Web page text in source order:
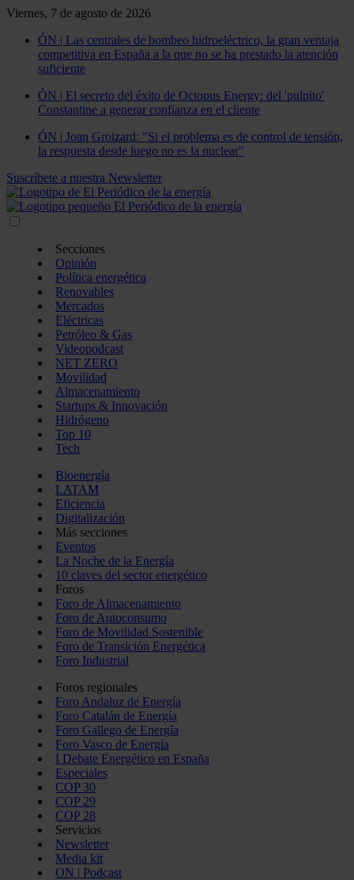
Viernes, 7 de agosto de 2026
ÓN | Las centrales de bombeo hidroeléctrico, la gran ventaja
competitiva en España a la que no se ha prestado la atención
suficiente
ÓN | El secreto del éxito de Octopus Energy: del 'pulpito'
Constantine a generar confianza en el cliente
ÓN | Joan Groizard: "Si el problema es de control de tensión,
la respuesta desde luego no es la nuclear"
Suscríbete a nuestra Newsletter
Secciones
Opinión
Política energética
Renovables
Mercados
Eléctricas
Petróleo & Gas
Videopodcast
NET ZERO
Movilidad
Almacenamiento
Startups & Innovación
Hidrógeno
Top 10
Tech
Bioenergía
LATAM
Eficiencia
Digitalización
Más secciones
Eventos
La Noche de la Energía
10 claves del sector energético
Foros
Foro de Almacenamiento
Foro de Autoconsumo
Foro de Movilidad Sostenible
Foro de Transición Energética
Foro Industrial
Foros regionales
Foro Andaluz de Energía
Foro Catalán de Energía
Foro Gallego de Energía
Foro Vasco de Energía
I Debate Energético en España
Especiales
COP 30
COP 29
COP 28
Servicios
Newsletter
Media kit
ON | Podcast